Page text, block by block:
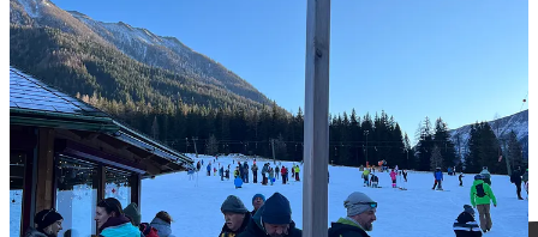
Ook tof, waar je zelf nóg blijer van wordt, is door een boek van me
te kopen!